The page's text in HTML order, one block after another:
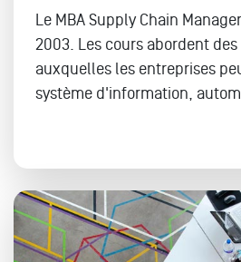
Le MBA Supply Chain
2003. Les cours abordent
auxquelles les entreprises
système d'information,